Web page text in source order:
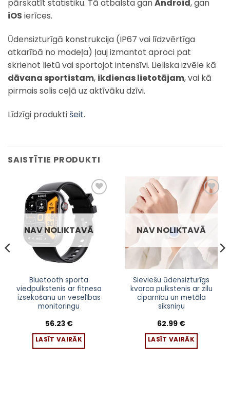
pārskatīt statistiku. Tā atbalsta ganAndroid, gan
iOS ierīces.
Ūdensizturīgā konstrukcija (IP67 vai līdzvērtīga
atkarībā no modeļa) ļauj izmantot aproci pat
skrienot lietū vai sportojot intensīvi. Lieliska izvēle kā
dāvana sportistam, ikdienas lietotājam, vai kā
pirmais solis ceļā uz aktīvāku dzīvi.
Līdzīgi produkti šeit.
SAISTĪTIE PRODUKTI
Pievienot
sarakstam
NAV NOLIKTAVĀ
Bluetooth sporta
viedpulkstenis ar fitnesa
izsekošanu un veselības
monitoringu
56.23 €
LASĪT VAIRĀK
Pievienot
sarakstam
NAV NOLIKTAVĀ
Sieviešu ūdensizturīgs
kvarca pulkstenis ar zilu
ciparnīcu un metāla
siksniņu
62.99 €
LASĪT VAIRĀK